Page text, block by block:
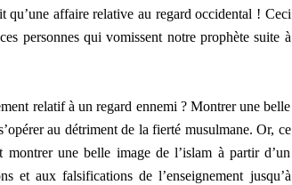
qu’une affaire relative au regard occidental ! Ceci
personnes qui vomissent notre prophète suite à
relatif à un regard ennemi ? Montrer une belle
au détriment de la fierté musulmane. Or, ce
montrer une belle image de l’islam à partir d’un
et aux falsifications de l’enseignement jusqu’à